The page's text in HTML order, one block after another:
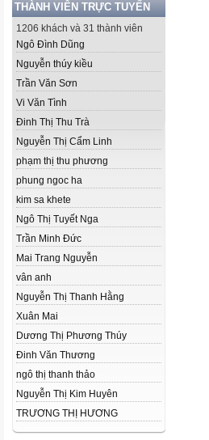
THÀNH VIÊN TRỰC TUYẾN
1206 khách và 31 thành viên
Ngô Đình Dũng
Nguyễn thúy kiều
Trần Văn Sơn
Vi Văn Tình
Đinh Thị Thu Trà
Nguyễn Thị Cẩm Linh
phạm thị thu phương
phung ngoc ha
kim sa khete
Ngô Thị Tuyết Nga
Trần Minh Đức
Mai Trang Nguyễn
vân anh
Nguyễn Thị Thanh Hằng
Xuân Mai
Dương Thị Phương Thúy
Đinh Văn Thương
ngô thị thanh thảo
Nguyễn Thị Kim Huyên
TRƯƠNG THỊ HƯƠNG